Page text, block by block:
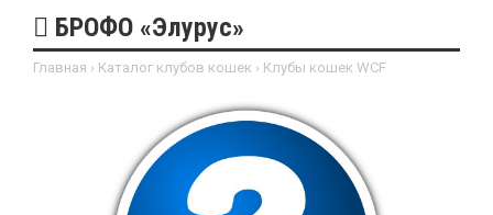
БРОФО «Элурус»
Главная › Каталог клубов кошек › Клубы кошек WCF